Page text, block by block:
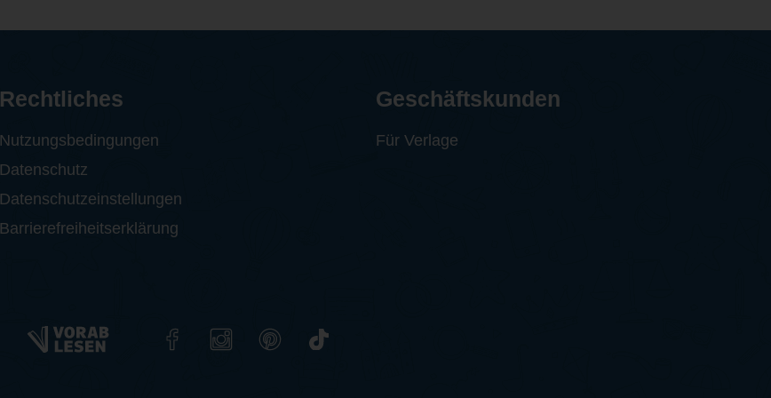
Rechtliches
Nutzungsbedingungen
Datenschutz
Datenschutzeinstellungen
Barrierefreiheitserklärung
Geschäftskunden
Für Verlage